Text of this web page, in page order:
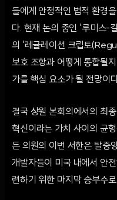
들에게 안정적인 법적 환경
다. 현재 논의 중인 '루미스-
의 '레귤레이션 크립토
보호 조항과 어떻게 통합될
가를 핵심 요소가 될 전망이
결국 상원 본회의에서의 최
혁신이라는 가치 사이의 균
든 의원의 이번 서한은 탈중
개발자들이 미국 내에서 안
련하기 위한 마지막 승부수